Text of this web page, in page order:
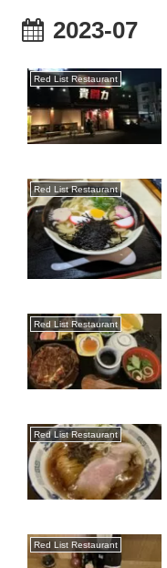
2023-07
Red List Restaurant
Red List Restaurant
Red List Restaurant
Red List Restaurant
Red List Restaurant